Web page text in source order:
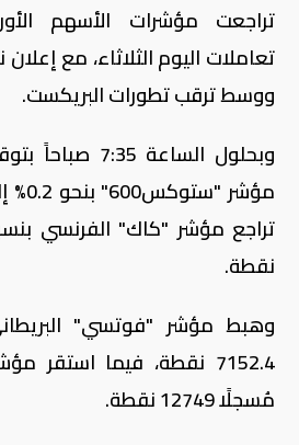
تراجعت مؤشرات الأسهم
تعاملات اليوم الثلاثاء، مع
ووسط ترقب تطورات البريكست.
وبحلول الساعة
نقطة.
7152.4 نقطة، فيما
مُسجلًا 12749 نقطة.